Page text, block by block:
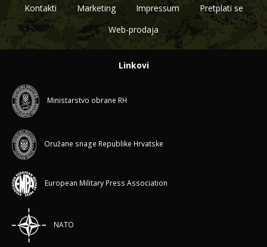
Kontakti Marketing Impressum
Pretplati se
Web-prodaja
Linkovi
Ministarstvo obrane RH
Oružane snage Republike Hrvatske
European Military Press Association
NATO